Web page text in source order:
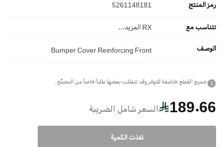
رمز المنتج 5261148181
تتناسب مع RX المزيد...
الوصف Bumper Cover Reinforcing Front
i جميع القطع خاضعة للتوفر وقد تتطلب بعضها طلباً خاصاً من المصنّع.
189.66 السعر شامل الضريبة
نفذت الكمية